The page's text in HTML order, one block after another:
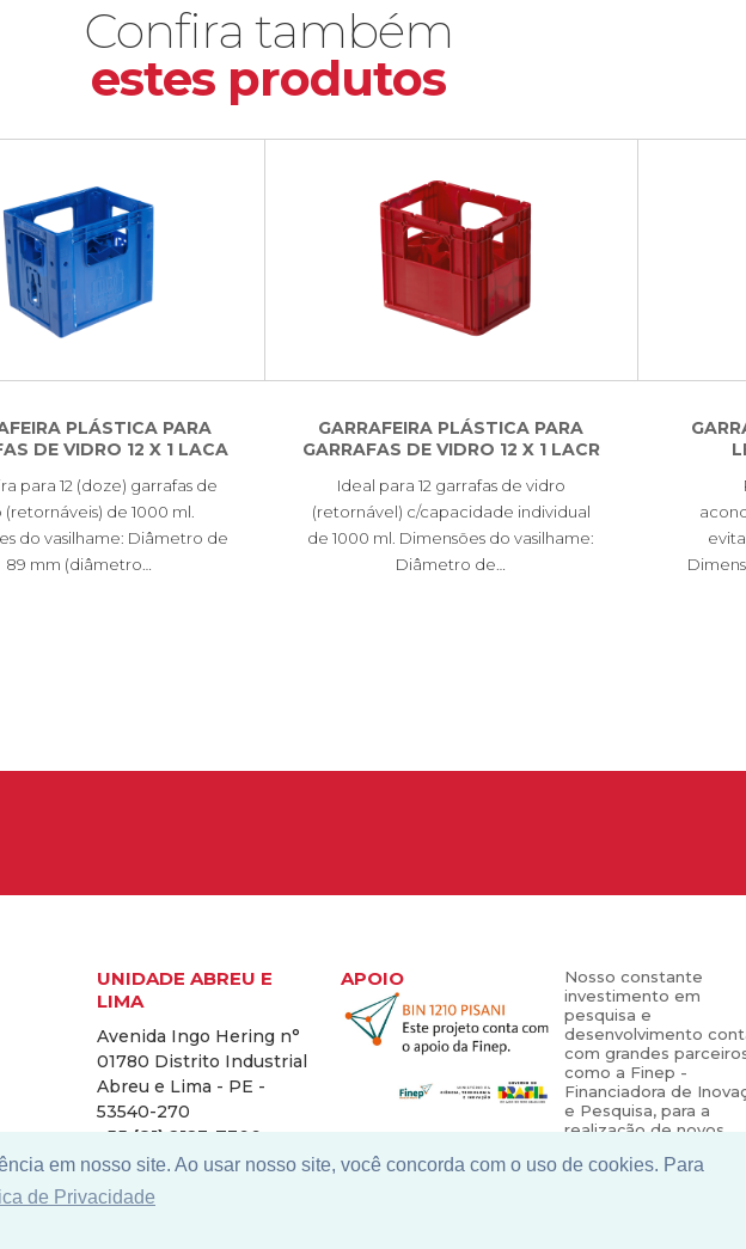
em nosso site. Ao usar nosso site, você concorda com o uso de cookies. Para
de Privacidade
Confira também
estes produtos
PLÁSTICA PARA
DE VIDRO 12 X 1 LACA
para 12 (doze) garrafas de
de 1000 ml.
do vasilhame: Diâmetro de
89 mm (diâmetro…
GARRAFEIRA PLÁSTICA PARA
GARRAFAS DE VIDRO 12 X 1 LACR
Ideal para 12 garrafas de vidro
(retornável) c/capacidade individual
de 1000 ml. Dimensões do vasilhame:
Diâmetro de…
UNIDADE ABREU E
LIMA
Avenida Ingo Hering n°
01780 Distrito Industrial
Abreu e Lima - PE -
53540-270
+55 (81) 2123-7300
APOIO
Nosso constante
investimento em
pesquisa e
desenvolvimento
com grandes
como a Finep -
Financiadora de
e Pesquisa, para a
realização de novos
para o crescimento e